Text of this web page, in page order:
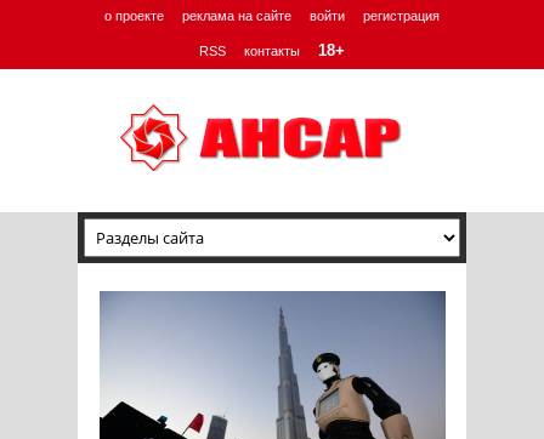
о проекте реклама на сайте войти регистрация
RSS контакты 18+